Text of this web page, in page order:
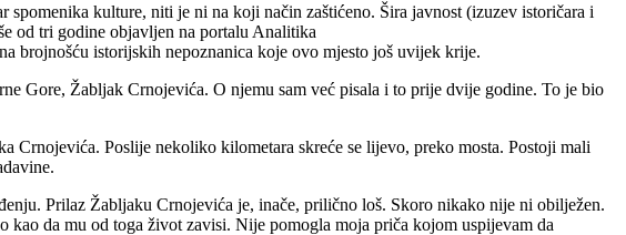
kulture, niti je ni na koji način zaštićeno. Šira javnost (izuzev istoričara i
od tri godine objavljen na portalu Analitika
brojnošću istorijskih nepoznanica koje ovo mjesto još uvijek krije.
Gore, Žabljak Crnojevića. O njemu sam već pisala i to prije dvije godine. To je bio
Poslije nekoliko kilometara skreće se lijevo, preko mosta. Postoji mali
Prilaz Žabljaku Crnojevića je, inače, prilično loš. Skoro nikako nije ni obilježen.
da mu od toga život zavisi. Nije pomogla moja priča kojom uspijevam da